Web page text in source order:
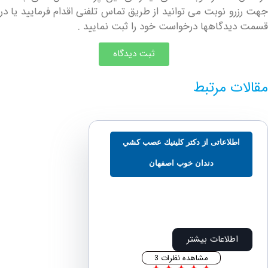
نوبت می توانید از طریق تماس تلفنی اقدام فرمایید یا در
درخواست خود را ثبت نمایید .
ثبت دیدگاه
مرتبط
از دكتر كلينيك عصب كشي
دندان خوب اصفهان
اطلاعات بیشتر
مشاهده نظرات 3